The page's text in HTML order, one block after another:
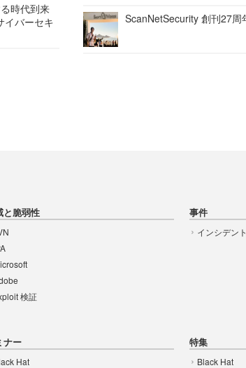
時代到来
イバーセキ
ScanNetSecurity 創刊27周
と脆弱性
検証
事件
インシデン
ナー
Hat
特集
Black Hat